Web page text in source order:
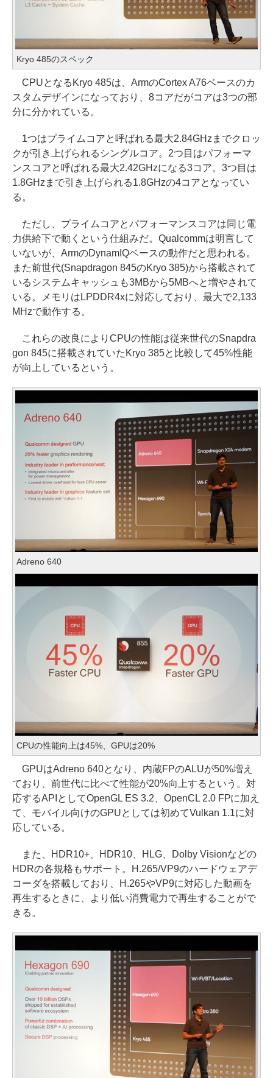
Kryo 485のスペック
CPUとなるKryo 485は、ArmのCortex A76ベースのカ
スタムデザインになっており、8コアだがコアは3つの部
分に分かれている。
1つはプライムコアと呼ばれる最大2.84GHzまでクロッ
クが引き上げられるシングルコア。2つ目はパフォーマ
ンスコアと呼ばれる最大2.42GHzになる3コア。3つ目は
1.8GHzまで引き上げられる1.8GHzの4コアとなってい
る。
ただし、プライムコアとパフォーマンスコアは同じ電
力供給下で動くという仕組みだ。Qualcommは明言して
いないが、ArmのDynamIQベースの動作だと思われる。
また前世代(Snapdragon 845のKryo 385)から搭載されて
いるシステムキャッシュも3MBから5MBへと増やされて
いる。メモリはLPDDR4xに対応しており、最大で2,133
MHzで動作する。
これらの改良によりCPUの性能は従来世代のSnapdra
gon 845に搭載されていたKryo 385と比較して45%性能
が向上しているという。
Adreno 640
CPUの性能向上は45%、GPUは20%
GPUはAdreno 640となり、内蔵FPのALUが50%増え
ており、前世代に比べて性能が20%向上するという。対
応するAPIとしてOpenGL ES 3.2、OpenCL 2.0 FPに加え
て、モバイル向けのGPUとしては初めてVulkan 1.1に対
応している。
また、HDR10+、HDR10、HLG、Dolby Visionなどの
HDRの各規格もサポート。H.265/VP9のハードウェアデ
コーダを搭載しており、H.265やVP9に対応した動画を
再生するときに、より低い消費電力で再生することがで
きる。